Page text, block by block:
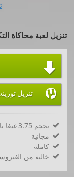
تنزيل لعبة محاكاة

 تنزيل
 بحجم 3.75 غيغا بايت
 مجانية
 كاملة
 خالية من